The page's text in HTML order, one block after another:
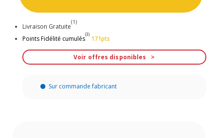
Livraison Gratuite
(1)
Points Fidélité cumulés
(3)
171pts
Voir offres disponibles
Sur commande fabricant